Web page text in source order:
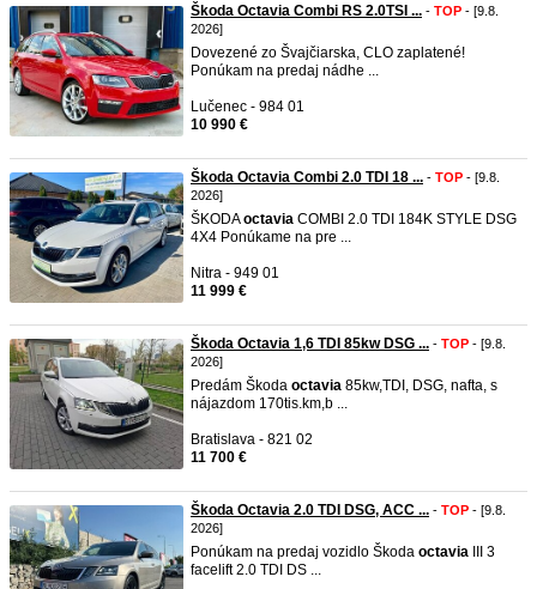
Škoda Octavia Combi RS 2.0TSI ... - TOP - [9.8.
2026]
Dovezené zo Švajčiarska, CLO zaplatené!
Ponúkam na predaj nádhe ...
Lučenec - 984 01
10 990 €
Škoda Octavia Combi 2.0 TDI 18 ... - TOP - [9.8.
2026]
ŠKODAoctavia COMBI 2.0 TDI 184K STYLE DSG
4X4 Ponúkame na pre ...
Nitra - 949 01
11 999 €
Škoda Octavia 1,6 TDI 85kw DSG ... - TOP - [9.8.
2026]
Predám Škoda octavia 85kw,TDI, DSG, nafta, s
nájazdom 170tis.km,b ...
Bratislava - 821 02
11 700 €
Škoda Octavia 2.0 TDI DSG, ACC ... - TOP - [9.8.
2026]
Ponúkam na predaj vozidlo Škoda octavia III 3
facelift 2.0 TDI DS ...